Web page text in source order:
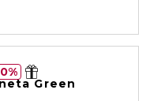
Green